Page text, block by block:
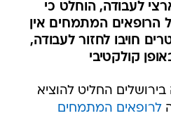
לעבודה, הוחלט כי
המתמחים אין
חויבו לחזור לעבודה,
קולקטיבי
החליט להוציא
לרופאים המתמחים